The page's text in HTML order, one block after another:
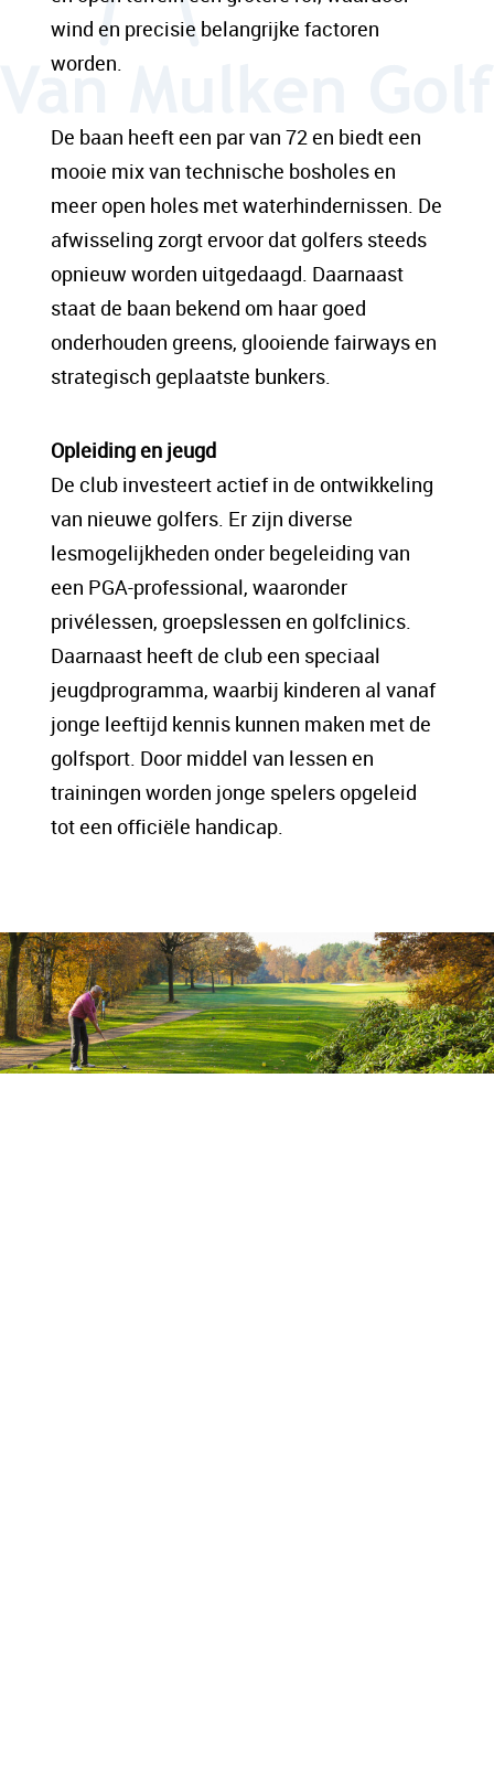
wind en precisie belangrijke factoren
worden.
De baan heeft een par van 72 en biedt een
mooie mix van technische bosholes en
meer open holes met waterhindernissen. De
afwisseling zorgt ervoor dat golfers steeds
opnieuw worden uitgedaagd. Daarnaast
staat de baan bekend om haar goed
onderhouden greens, glooiende fairways en
strategisch geplaatste bunkers.
Opleiding en jeugd
De club investeert actief in de ontwikkeling
van nieuwe golfers. Er zijn diverse
lesmogelijkheden onder begeleiding van
een PGA-professional, waaronder
privélessen, groepslessen en golfclinics.
Daarnaast heeft de club een speciaal
jeugdprogramma, waarbij kinderen al vanaf
jonge leeftijd kennis kunnen maken met de
golfsport. Door middel van lessen en
trainingen worden jonge spelers opgeleid
tot een officiële handicap.